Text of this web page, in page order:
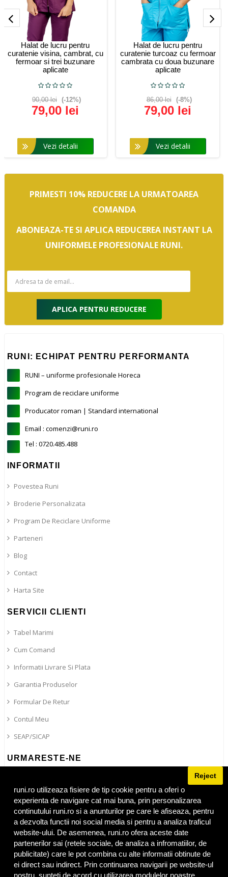
runi.ro utilizeaza fisiere de tip cookie pentru a oferi o
experienta de navigare cat mai buna, prin personalizarea
continutului runi.ro si a anunturilor pe care le afiseaza, pentru
a dezvolta functii noi social media si pentru a analiza traficul
website-ului. De asemenea, runi.ro ofera aceste date
partenerilor sai (retele sociale, de analiza a infromatiilor, de
publicitate) care le pot combina cu alte informatii obtinute de
ei direct sau indirect. Prin continuarea navigarii pe website-ul
Reject
Halat de lucru pentru
curatenie visina, cambrat, cu
fermoar si trei buzunare
aplicate
90,00 lei (-12%)
79,00 lei
Vezi detalii
Halat de lucru pentru
curatenie turcoaz cu fermoar
cambrata cu doua buzunare
aplicate
86,00 lei (-8%)
79,00 lei
Vezi detalii
PRIMESTI 10% REDUCERE LA URMATOAREA
COMANDA
ABONEAZA-TE SI APLICA REDUCEREA INSTANT LA
UNIFORMELE PROFESIONALE RUNI.
APLICA PENTRU REDUCERE
RUNI: ECHIPAT PENTRU PERFORMANTA
RUNI – uniforme profesionale Horeca
Program de reciclare uniforme
Producator roman | Standard international
Email : comenzi@runi.ro
Tel : 0720.485.488
INFORMATII
Povestea Runi
Broderie Personalizata
Program De Reciclare Uniforme
Parteneri
Blog
Contact
Harta Site
SERVICII CLIENTI
Tabel Marimi
Cum Comand
Informatii Livrare Si Plata
Garantia Produselor
Formular De Retur
Contul Meu
SEAP/SICAP
URMARESTE-NE
Facebook
Instagram
Tiktok
Adresa runi.ro:Bulevardul 1 Mai nr 86,Craiova,Dolj,200326Tel: